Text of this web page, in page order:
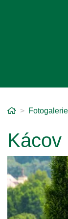
HomeFotogalerie
Kácov